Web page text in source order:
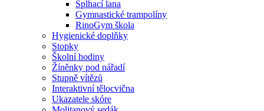
Šplhací lana
Gymnastické trampolíny
RinoGym škola
Hygienické doplňky
Stopky
Školní hodiny
Žíněnky pod nářadí
Stupně vítězů
Interaktivní tělocvična
Ukazatele skóre